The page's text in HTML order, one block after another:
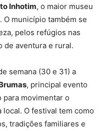
Inhotim, o maior museu
O município também se
pelos refúgios nas
de aventura e rural.
semana (30 e 31) a
, principal evento
para movimentar o
O festival tem como
tradições familiares e